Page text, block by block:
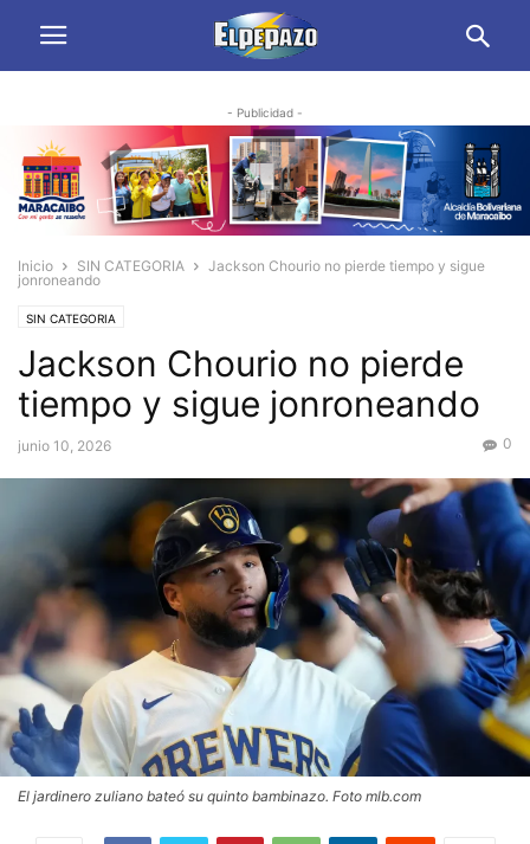
- Publicidad -
Inicio SIN CATEGORIA
Jackson Chourio no pierde tiempo y sigue
jonroneando
SIN CATEGORIA
Jackson Chourio no pierde
tiempo y sigue jonroneando
junio 10, 2026 0
El jardinero zuliano bateó su quinto bambinazo. Foto mlb.com